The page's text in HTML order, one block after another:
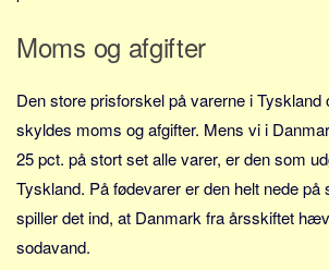
Køb og salg
Jura og regler
Skatter og afgifter
Statistik
Praktisk
Alle
Moms og afgifter
Den store prisforskel på varerne i Tyskland
skyldes moms og afgifter. Mens vi i
25 pct. på stort set alle varer, er den som
Tyskland. På fødevarer er den helt nede
spiller det ind, at Danmark fra årsskiftet
sodavand.